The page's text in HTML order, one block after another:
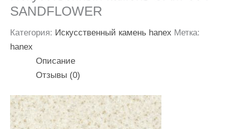
SANDFLOWER
Категория: Искусственный камень hanex Метка:
hanex
Описание
Отзывы (0)